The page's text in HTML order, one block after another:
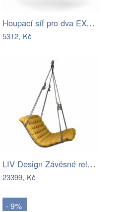
Houpací síť pro dva EXCLUSIVE
5312,-Kč
LIV Design Závěsné relaxační lehátko…
23399,-Kč
- 9%